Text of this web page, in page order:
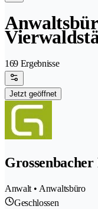
169 Ergebnisse
Jetzt geöffnet
Anwalt • Anwaltsbüro
Geschlossen